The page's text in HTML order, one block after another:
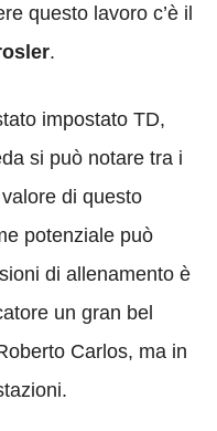
questo lavoro c’è il
.
impostato TD,
si può notare tra i
di questo
potenziale può
di allenamento è
un gran bel
Carlos, ma in